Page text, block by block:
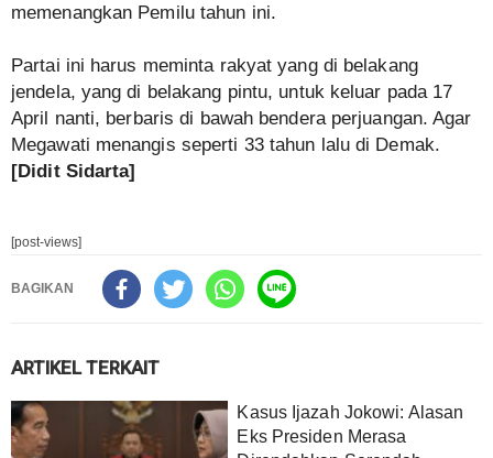
memenangkan Pemilu tahun ini.
Partai ini harus meminta rakyat yang di belakang
jendela, yang di belakang pintu, untuk keluar pada 17
April nanti, berbaris di bawah bendera perjuangan. Agar
Megawati menangis seperti 33 tahun lalu di Demak.
[Didit Sidarta]
[post-views]
BAGIKAN
ARTIKEL TERKAIT
Kasus Ijazah Jokowi: Alasan
Eks Presiden Merasa